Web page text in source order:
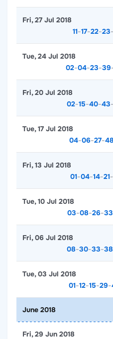
11-17-22-23-
Fri, 27 Jul 2018
02-04-23-39
Tue, 24 Jul 2018
02-15-40-43-
Fri, 20 Jul 2018
04-06-27-48
Tue, 17 Jul 2018
01-04-14-21-
Fri, 13 Jul 2018
03-08-26-33
Tue, 10 Jul 2018
08-30-33-38
Fri, 06 Jul 2018
01-12-15-29-
Tue, 03 Jul 2018
June 2018
Fri, 29 Jun 2018